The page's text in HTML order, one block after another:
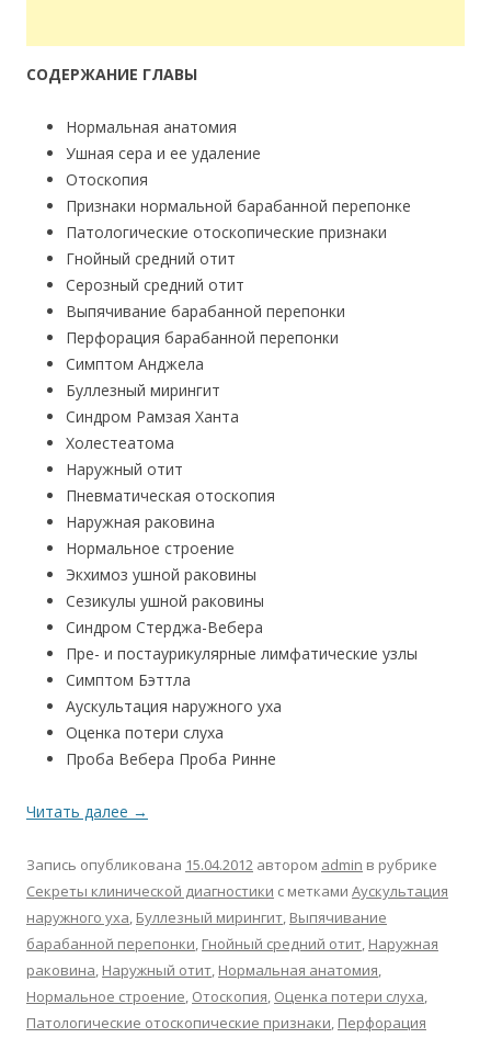
СОДЕРЖАНИЕ ГЛАВЫ
Нормальная анатомия
Ушная сера и ее удаление
Отоскопия
Признаки нормальной барабанной перепонке
Патологические отоскопические признаки
Гнойный средний отит
Серозный средний отит
Выпячивание барабанной перепонки
Перфорация барабанной перепонки
Симптом Анджела
Буллезный мирингит
Синдром Рамзая Ханта
Холестеатома
Наружный отит
Пневматическая отоскопия
Наружная раковина
Нормальное строение
Экхимоз ушной раковины
Сезикулы ушной раковины
Синдром Стерджа-Вебера
Пре- и постаурикулярные лимфатические узлы
Симптом Бэттла
Аускультация наружного уха
Оценка потери слуха
Проба Вебера Проба Ринне
Читать далее →
Запись опубликована 15.04.2012 автором admin в рубрике
Секреты клинической диагностики с метками Аускультация
наружного уха, Буллезный мирингит, Выпячивание
барабанной перепонки, Гнойный средний отит, Наружная
раковина, Наружный отит, Нормальная анатомия,
Нормальное строение, Отоскопия, Оценка потери слуха,
Патологические отоскопические признаки, Перфорация